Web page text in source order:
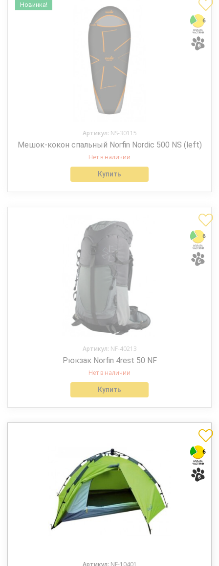
Новинка!
Артикул: NS-30115
Мешок-кокон спальный Norfin Nordic 500 NS (left)
Нет в наличии
Купить
Артикул: NF-40213
Рюкзак Norfin 4rest 50 NF
Нет в наличии
Купить
Артикул: NF-10401